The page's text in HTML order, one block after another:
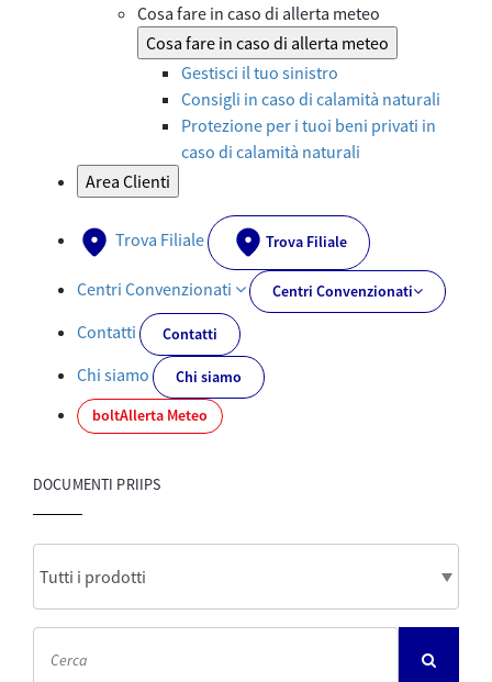
Cosa fare in caso di allerta meteo
Cosa fare in caso di allerta meteo
Gestisci il tuo sinistro
Consigli in caso di calamità naturali
Protezione per i tuoi beni privati in
caso di calamità naturali
Area Clienti
Trova Filiale Trova Filiale
Centri Convenzionati Centri Convenzionati
Contatti Contatti
Chi siamo
Chi siamo
boltAllerta Meteo
DOCUMENTI PRIIPS